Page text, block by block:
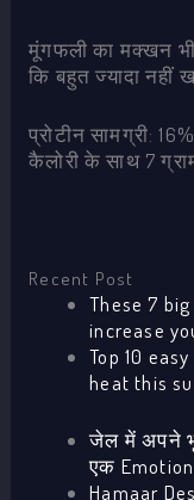
मूंगफली का मक्खन
कि बहुत ज्यादा नहीं
प्रोटीन सामग्री:
कैलोरी के साथ 7
Recent Post
These 7
increase
Top 10
heat this
जेल में अपने
एक
Hamaar